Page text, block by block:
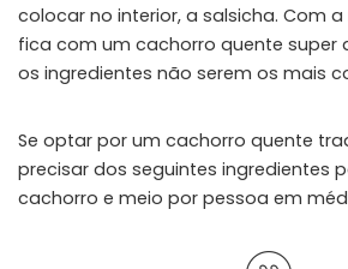
colocar no interior, a salsicha. Com
fica com um cachorro quente super
os ingredientes não serem os mais
Se optar por um cachorro quente
precisar dos seguintes ingredientes
cachorro e meio por pessoa em